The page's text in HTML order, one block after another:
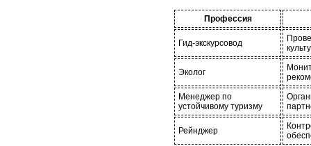
Профессия
Гид-экскурсовод
Эколог
Менеджер по
устойчивому туризму
Рейнджер